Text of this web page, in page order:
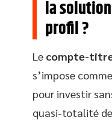
la
profil ?
Le compte-
s’impose
pour investir
quasi-totalité